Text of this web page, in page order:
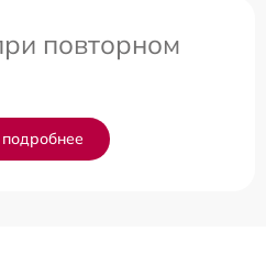
повторном